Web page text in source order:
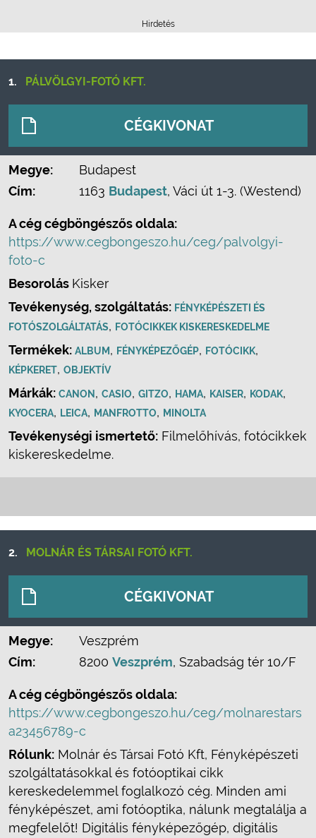
Hirdetés
1. PÁLVÖLGYI-FOTÓ KFT.
CÉGKIVONAT
Megye:
Budapest
Cím:
1163 Budapest, Váci út 1-3. (Westend)
A cég cégböngészős oldala:
https://www.cegbongeszo.hu/ceg/palvolgyi-
foto-c
Besorolás Kisker
Tevékenység, szolgáltatás: FÉNYKÉPÉSZETI ÉS
FOTÓSZOLGÁLTATÁS, FOTÓCIKKEK KISKERESKEDELME
Termékek: ALBUM, FÉNYKÉPEZŐGÉP, FOTÓCIKK,
KÉPKERET, OBJEKTÍV
Márkák: CANON , CASIO, GITZO, HAMA, KAISER, KODAK,
KYOCERA, LEICA, MANFROTTO, MINOLTA
Tevékenységi ismertető: Filmelőhívás, fotócikkek
kiskereskedelme.
2. MOLNÁR ÉS TÁRSAI FOTÓ KFT.
CÉGKIVONAT
Megye:
Veszprém
Cím:
8200 Veszprém, Szabadság tér 10/F
A cég cégböngészős oldala:
https://www.cegbongeszo.hu/ceg/molnarestars
a23456789-c
Rólunk: Molnár és Társai Fotó Kft, Fényképészeti
szolgáltatásokkal és fotóoptikai cikk
kereskedelemmel foglalkozó cég. Minden ami
fényképészet, ami fotóoptika, nálunk megtalálja a
megfelelőt! Digitális fényképezőgép, digitális